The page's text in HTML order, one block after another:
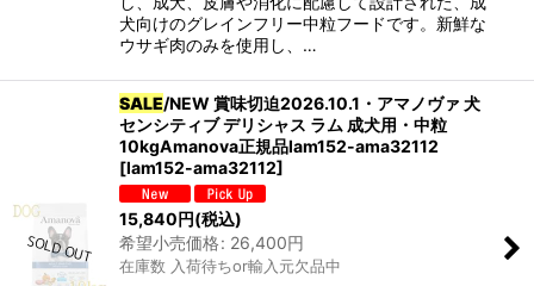
犬向けのグレインフリー中粒フードです。新鮮な
ウサギ肉のみを使用し、…
SALE/NEW 賞味切迫2026.10.1・アマノヴァ 犬
センシティブ デリシャス ラム 成犬用・中粒
10kgAmanova正規品lam152-ama32112
[lam152-ama32112]
15,840円(税込)
希望小売価格: 26,400円
在庫数 入荷待ちor輸入元欠品中